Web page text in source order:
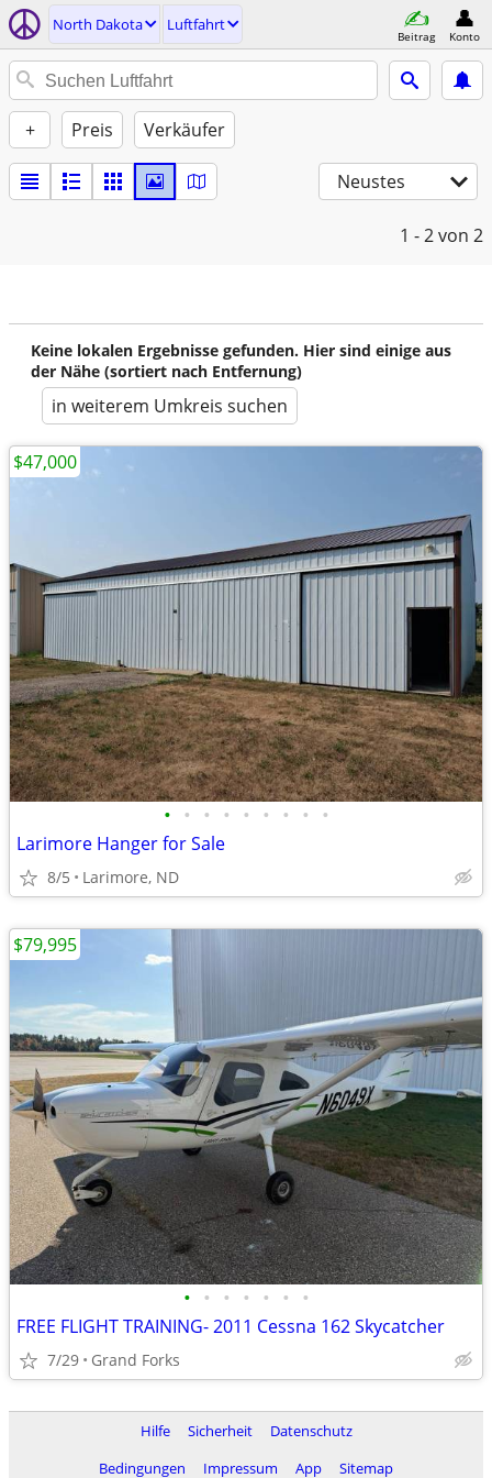
North Dakota Luftfahrt
Beitrag Konto
+ Preis Verkäufer
Neustes
1 - 2von 2
Keine lokalen Ergebnisse gefunden. Hier sind einige aus
der Nähe (sortiert nach Entfernung)
in weiterem Umkreis suchen
• • • • • • • • •
Larimore Hanger for Sale
8/5 Larimore, ND
$47,000
• • • • • • •
FREE FLIGHT TRAINING- 2011 Cessna 162 Skycatcher
7/29 Grand Forks
$79,995
Hilfe Sicherheit
Datenschutz
Bedingungen
Impressum App Sitemap